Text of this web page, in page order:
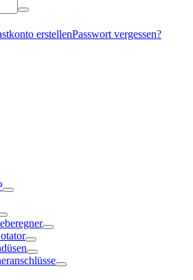
erstellenPasswort vergessen?